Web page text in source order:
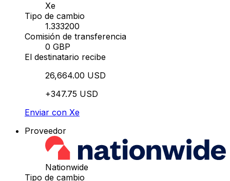
Xe
Tipo de cambio
1.333200
Comisión de transferencia
0 GBP
El destinatario recibe
26,664.00 USD
+347.75 USD
Enviar con Xe
Proveedor
Nationwide
Tipo de cambio